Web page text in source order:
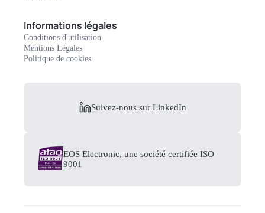
Informations légales
Conditions d'utilisation
Mentions Légales
Politique de cookies
Suivez-nous sur LinkedIn
EOS Electronic, une société certifiée ISO
9001